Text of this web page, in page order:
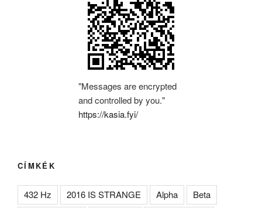
"Messages are encrypted
and controlled by you."
https://kasia.fyi/
CÍMKÉK
432 Hz 2016 IS STRANGE Alpha
Beta